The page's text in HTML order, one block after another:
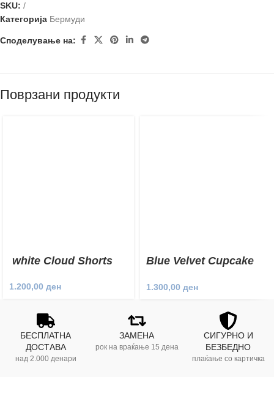
SKU: /
Категорија Бермуди
Споделување на:
Поврзани продукти
white Cloud Shorts
1.200,00 ден
Blue Velvet Cupcake
1.300,00 ден
БЕСПЛАТНА
ДОСТАВА
над 2.000 денари
ЗАМЕНА
рок на враќање 15 дена
СИГУРНО И
БЕЗБЕДНО
плаќање со картичка